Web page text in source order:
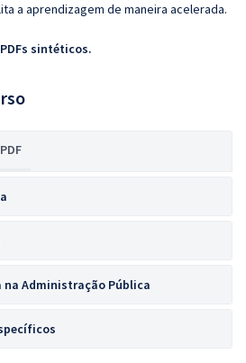
a aprendizagem de maneira acelerada.
sintéticos.
na Administração Pública